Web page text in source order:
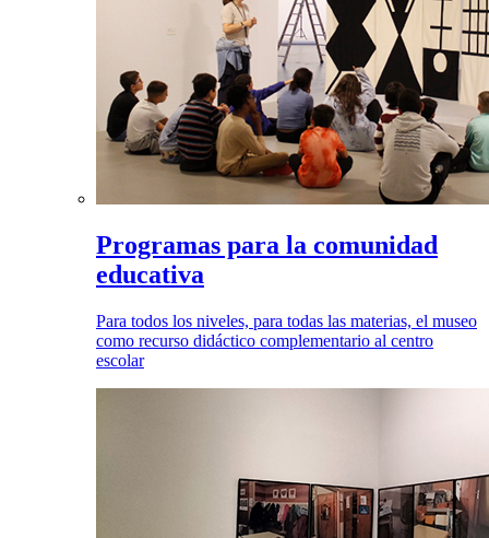
Programas para la comunidad
educativa
Para todos los niveles, para todas las materias, el museo
como recurso didáctico complementario al centro
escolar